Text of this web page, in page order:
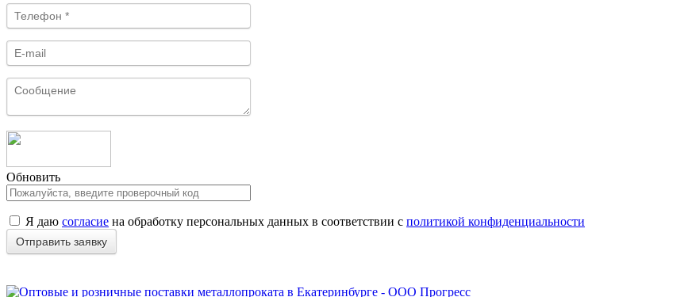
Обновить
Я даю согласие на обработку персональных данных в соответствии с политикой конфиденциальности